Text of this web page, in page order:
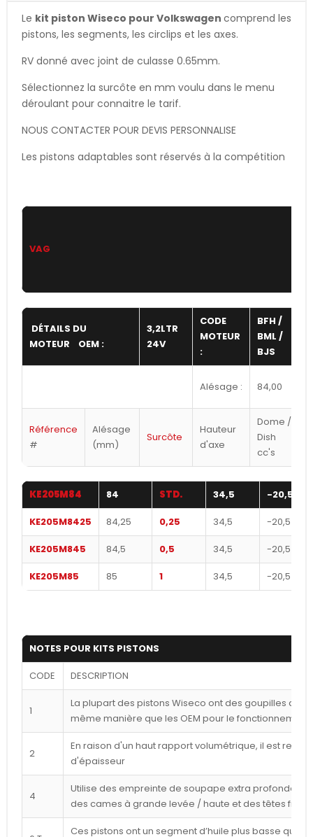
Le kit piston Wiseco pour Volkswagen comprend les
pistons, les segments, les circlips et les axes.
RV donné avec joint de culasse 0.65mm.
Sélectionnez la surcôte en mm voulu dans le menu
déroulant pour connaitre le tarif.
NOUS CONTACTER POUR DEVIS PERSONNALISE
Les pistons adaptables sont réservés à la compétition
VAG
DÉTAILS DU
MOTEUR OEM :
3,2LTR
24V
CODE
MOTEUR
:
BFH /
BML /
BJS
Alésage : 84,00
Référence
#
Alésage
(mm)
Surcôte
Hauteur
d'axe
Dome /
Dish
cc's
KE205M84 84 STD. 34,5 -20,5
KE205M8425 84,25 0,25 34,5 -20,5
KE205M845 84,5 0,5 34,5 -20,5
KE205M85 85 1 34,5 -20,5
NOTES POUR KITS PISTONS
CODE DESCRIPTION
1
La plupart des pistons Wiseco ont des goupilles
même manière que les OEM pour le
2
En raison d'un haut rapport volumétrique, il est
d'épaisseur
4
Utilise des empreinte de soupape extra profondes
des cames à grande levée / haute et des têtes
Ces pistons ont un segment d’huile plus basse que